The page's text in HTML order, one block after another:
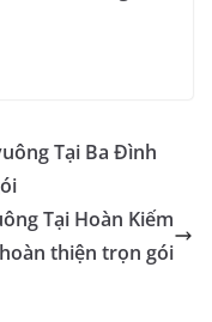
Tại Ba Đình
Tại Hoàn Kiếm
thiện trọn gói